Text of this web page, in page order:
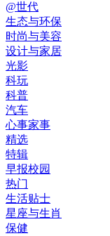
@世代
生态与环保
时尚与美容
设计与家居
光影
科玩
科普
汽车
心事家事
精选
特辑
早报校园
热门
生活贴士
星座与生肖
保健